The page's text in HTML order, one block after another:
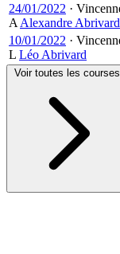
24/01/2022 ·
A Alexandre Abrivard
10/01/2022 ·
L Léo Abrivard
Voir toutes les courses